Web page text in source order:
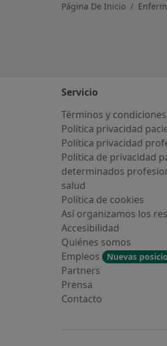
Página De Inicio
Servicio
Términos y condiciones
Política privacidad
Política privacidad
Política de privacidad
determinados
salud
Política de cookies
Así organizamos los
Accesibilidad
Quiénes somos
Empleos
Nuevas
Partners
Prensa
Contacto